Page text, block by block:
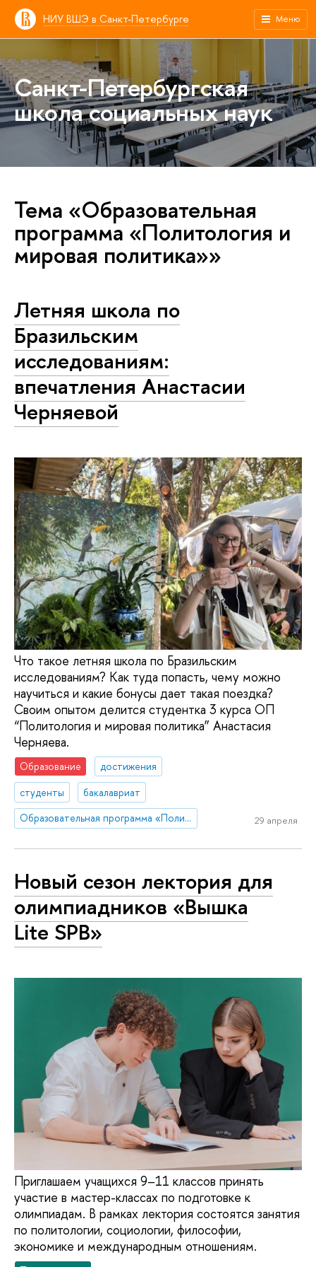
НИУ ВШЭ в Санкт-Петербурге Меню
Санкт-Петербургская
школа социальных наук
Тема «Образовательная
программа «Политология и
мировая политика»»
Летняя школа по
Бразильским
исследованиям:
впечатления Анастасии
Черняевой
Что такое летняя школа по Бразильским
исследованиям? Как туда попасть, чему можно
научиться и какие бонусы дает такая поездка?
Своим опытом делится студентка 3 курса ОП
“Политология и мировая политика” Анастасия
Черняева.
Образование
достижения
студенты
бакалавриат
Образовательная программа «Политология и мировая политика»
29 апреля
Новый сезон лектория для
олимпиадников «Вышка
Lite SPB»
Приглашаем учащихся 9–11 классов принять
участие в мастер-классах по подготовке к
олимпиадам. В рамках лектория состоятся занятия
по политологии, социологии, философии,
экономике и международным отношениям.